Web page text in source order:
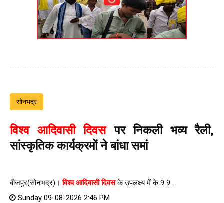
सोनभद्र
विश्व आदिवासी दिवसपर निकली भव्य रैली,
सांस्कृतिक कार्यक्रमों ने बांधा समां
बीजपुर(सोनभद्र)।विश्व आदिवासी दिवसके उपलक्ष्य में के 9 9....
Sunday 09-08-2026 2:46 PM